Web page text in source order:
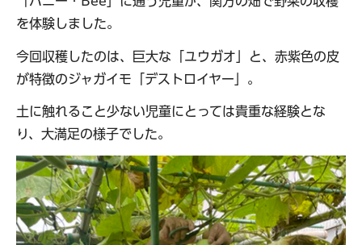
を体験しました。
今回収穫したのは、巨大な「ユウガオ」と、赤紫色の皮
が特徴のジャガイモ「デストロイヤー」。
土に触れること少ない児童にとっては貴重な経験とな
り、大満足の様子でした。